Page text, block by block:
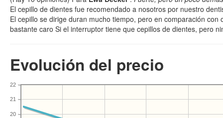
El cepillo de dientes fue recomendado a nosotros por nuestro
El cepillo se dirige duran mucho tiempo, pero en comparación con
bastante caro Si el interruptor tiene que cepillos de dientes, pero
Evolución del precio
20
21
22